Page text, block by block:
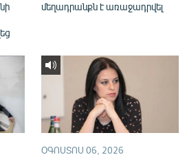
մեղադրանքն է առաջադրվել
ՕԳՈՍՏՈՍ 06, 2026